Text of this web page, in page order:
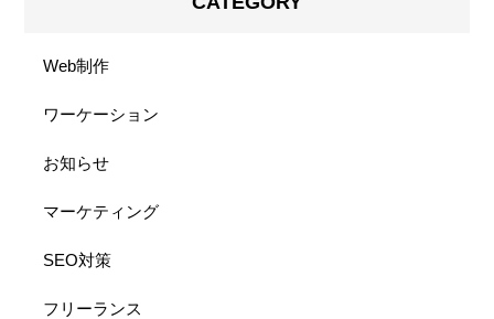
Web制作
ワーケーション
お知らせ
マーケティング
SEO対策
フリーランス